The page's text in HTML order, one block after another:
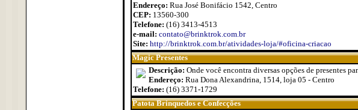
Endereço: Rua José Bonifácio 1542, Centro
CEP: 13560-300
Telefone: (16) 3413-4513
e-mail: contato@brinktrok.com.br
Site: http://brinktrok.com.br/atividades-loja/#oficina-criacao
Magic Presentes
Descrição: Onde você encontra diversas opções de presentes
Endereço: Rua Dona Alexandrina, 1514, loja 05 - Centro
Telefone: (16) 3371-1729
Patota Brinquedos e Confecções